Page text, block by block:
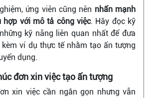
ứng viên cũng nên nhấn mạnh
hợp với mô tả công việc. Hãy đọc kỹ
kỹ năng liên quan nhất để đưa
ví dụ thực tế nhằm tạo ấn tượng
dụng.
đơn xin việc tạo ấn tượng
xin việc cần ngắn gọn nhưng vẫn